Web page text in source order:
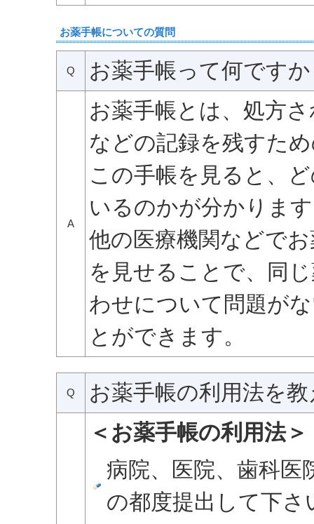
お薬手帳についての質問
Q お薬手帳って何です
A
お薬手帳とは、処方
などの記録を残すた
この手帳を見ると、
いるのかが分かりま
他の医療機関などで
を見せることで、同
わせについて問題が
とができます。
Q お薬手帳の利用法を
＜お薬手帳の利用法＞
病院、医院、歯科医
の都度提出して下さ